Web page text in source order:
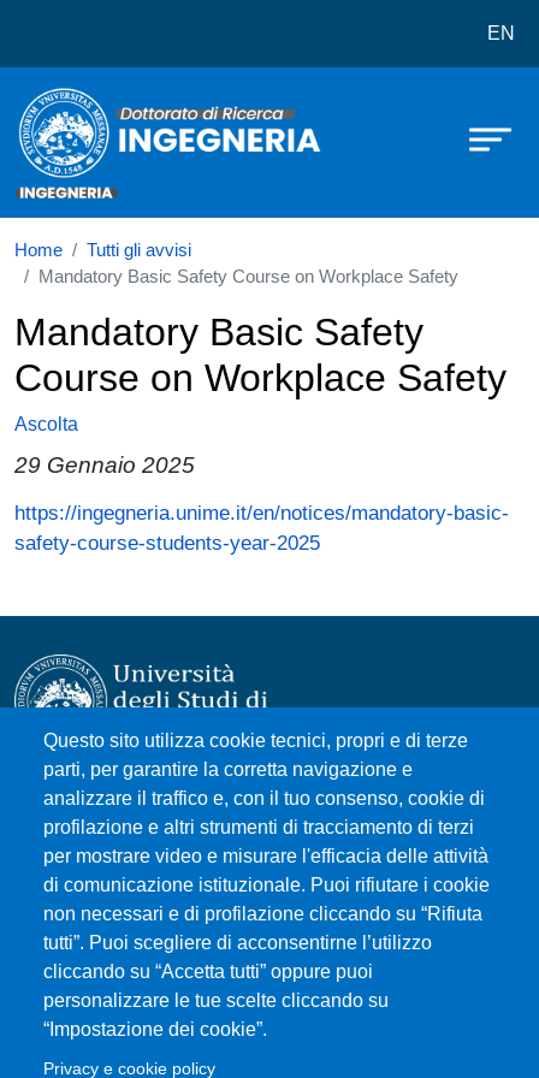
EN
Home
Tutti gli avvisi
Mandatory Basic Safety Course on Workplace Safety
Mandatory Basic Safety
Course on Workplace Safety
Ascolta
29 Gennaio 2025
Paragrafo
https://ingegneria.unime.it/en/notices/mandatory-basic-
safety-course-students-year-2025
Questo sito utilizza cookie tecnici, propri e di terze
parti, per garantire la corretta navigazione e
analizzare il traffico e, con il tuo consenso, cookie di
profilazione e altri strumenti di tracciamento di terzi
per mostrare video e misurare l'efficacia delle attività
di comunicazione istituzionale. Puoi rifiutare i cookie
non necessari e di profilazione cliccando su “Rifiuta
tutti”. Puoi scegliere di acconsentirne l’utilizzo
cliccando su “Accetta tutti” oppure puoi
personalizzare le tue scelte cliccando su
“Impostazione dei cookie”.
Privacy e cookie policy
Università degli Studi di Messina
Piazza Pugliatti, 1 - 98122 Messina
Cod. Fiscale 80004070837
P.IVA 00724160833
Centralino: 090 676 1
MENÙ SOCIAL
MENÙ FOOTER 1
Accessibilità